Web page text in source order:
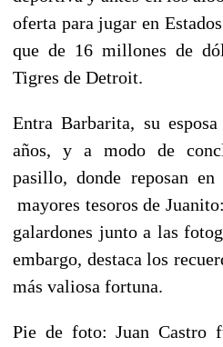
oferta para jugar en
que de 16 millones de
Tigres de Detroit.
Entra Barbarita, su
años, y a modo de
pasillo, donde reposan en
mayores tesoros de
galardones junto a las
embargo, destaca los
más valiosa fortuna.
Pie de foto: Juan Castro